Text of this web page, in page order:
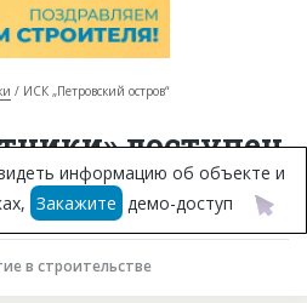
ИСК „Петровский остров“
доступен
в строительстве
информацию об объекте и
Закажите демо-доступ